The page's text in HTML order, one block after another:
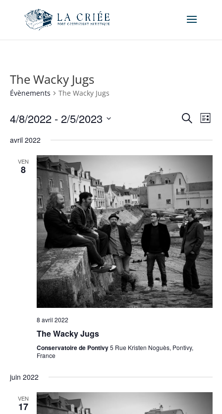
The Wacky Jugs
Évènements The Wacky Jugs
de
vues
Recherche
de
Liste
4/8/2022 - 2/5/2023
une
avril 2022
VEN
8
8 avril 2022
The Wacky Jugs
Conservatoire de Pontivy5 Rue Kristen Noguès, Pontivy,
France
juin 2022
VEN
17